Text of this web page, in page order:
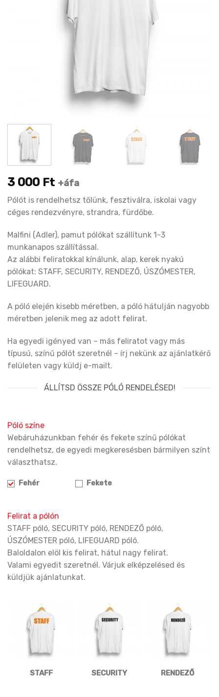
3 000 Ft +áfa
Pólót is rendelhetsz tőlünk, fesztiválra, iskolai vagy
céges rendezvényre, strandra, fürdőbe.
Malfini (Adler), pamut pólókat szállítunk 1-3
munkanapos szállítással.
Az alábbi feliratokkal kínálunk, alap, kerek nyakú
pólókat: STAFF, SECURITY, RENDEZŐ, ÚSZÓMESTER,
LIFEGUARD.
A póló elején kisebb méretben, a póló hátulján nagyobb
méretben jelenik meg az adott felirat.
Ha egyedi igényed van – más feliratot vagy más
típusú, színű pólót szeretnél – írj nekünk az ajánlatkérő
felületen vagy küldj e-mailt.
ÁLLÍTSD ÖSSZE PÓLÓ RENDELÉSED!
Póló színe
Webáruházunkban fehér és fekete színű pólókat
rendelhetsz, de egyedi megkeresésben bármilyen színt
választhatsz.
Fehér Fekete
Felirat a pólón
STAFF póló, SECURITY póló, RENDEZŐ póló,
ÚSZÓMESTER póló, LIFEGUARD póló.
Baloldalon elöl kis felirat, hátul nagy felirat.
Valami egyedit szeretnél. Várjuk elképzelésed és
küldjük ajánlatunkat.
STAFF SECURITY RENDEZŐ